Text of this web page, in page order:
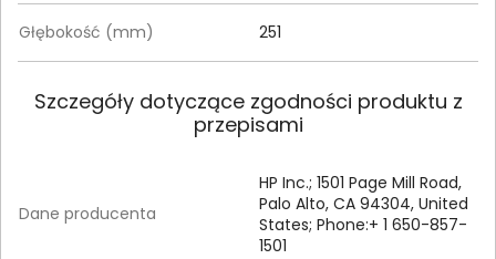
Głębokość (mm) 251
Szczegóły dotyczące zgodności produktu z
przepisami
Dane producenta
HP Inc.; 1501 Page Mill Road,
Palo Alto, CA 94304, United
States; Phone:+ 1 650-857-
1501